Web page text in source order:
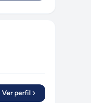
Ver perfil